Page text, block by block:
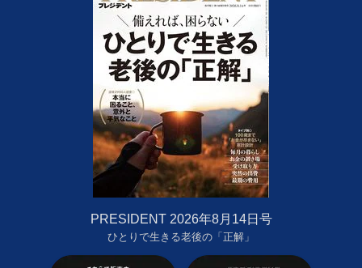
PRESIDENT 2026年8月14日号
ひとりで生きる老後の「正解」